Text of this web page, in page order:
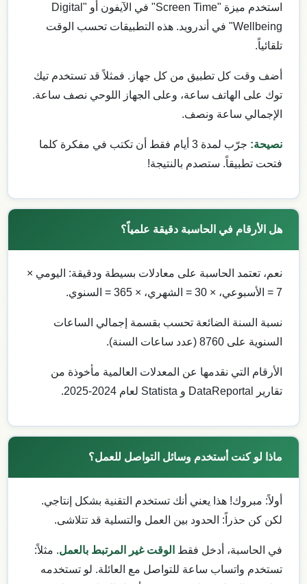
استخدم ميزة "Screen Time" في الآيفون أو "Digital
Wellbeing" في أندرويد. هذه التطبيقات تحسب الوقت
تلقائياً.
أضف وقت كل تطبيق من كل جهاز. فمثلاً قد تستخدم تيك
توك على الهاتف ساعة، وعلى الجهاز اللوحي نصف ساعة.
الإجمالي ساعة ونصف.
نصيحة:
جرّب لمدة 3 أيام فقط أن تكتب في مفكرة كلما
فتحت تطبيقاً. ستصدم بالنتيجة!
هل الأرقام في الحاسبة دقيقة علمياً؟
نعم، تعتمد الحاسبة على معادلات بسيطة ودقيقة: اليومي ×
7 = الأسبوعي، × 30 = الشهري، × 365 = السنوي.
نسبة السنة الضائعة تحسب بقسمة إجمالي الساعات
السنوية على 8760 (عدد ساعات السنة).
الأرقام التي نقدمها عن المعدلات العالمية مأخوذة من
تقارير DataReportal و Statista لعام 2024-2025.
ماذا لو كنت أستخدم وسائل التواصل للعمل؟
أولاً: مبروك! هذا يعني أنك تستخدم التقنية بشكل إنتاجي.
لكن كن حذراً: الحدود بين العمل والتسلية قد تتلاشى.
في الحاسبة، أدخل فقط الوقت غير المرتبط بالعمل. مثلاً:
تستخدم واتساب ساعة للتواصل مع العائلة. لو تستخدمه